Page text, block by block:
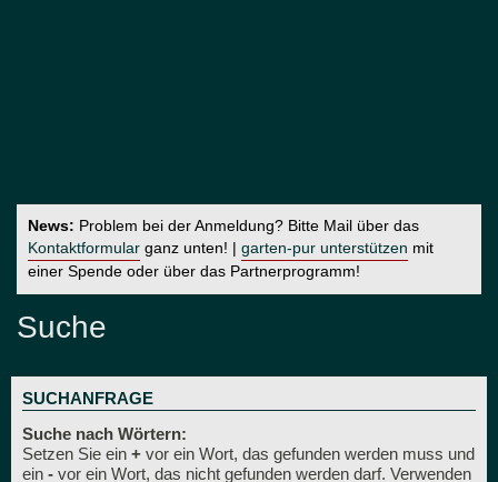
News: Problem bei der Anmeldung? Bitte Mail über das
Kontaktformular ganz unten! | garten-pur unterstützen mit
einer Spende oder über das Partnerprogramm!
Suche
SUCHANFRAGE
Suche nach Wörtern:
Setzen Sie ein + vor ein Wort, das gefunden werden muss und
ein - vor ein Wort, das nicht gefunden werden darf. Verwenden